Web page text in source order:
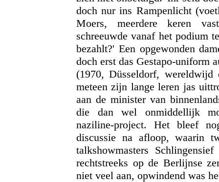
doch nur ins Rampenlicht
Moers, meerdere keren
schreeuwde vanaf het podium
bezahlt?' Een opgewonden
doch erst das Gestapo-uniform
(1970, Düsseldorf, wereldwijd
meteen zijn lange leren jas
aan de minister van
die dan wel onmiddellijk
naziline-project. Het bleef
discussie na afloop, waarin
talkshowmasters
rechtstreeks op de Berlijnse
niet veel aan, opwindend was